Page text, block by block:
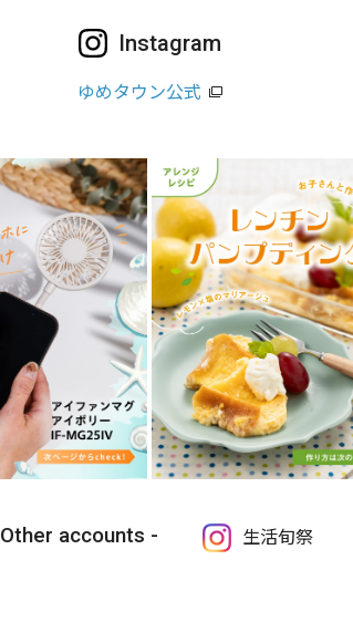
Instagram
ゆめタウン公式
Other accounts 生活旬祭